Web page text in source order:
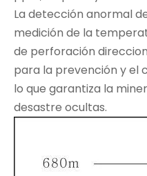
La detección anormal
medición de la
de perforación
para la prevención y el
lo que garantiza la
desastre ocultas.